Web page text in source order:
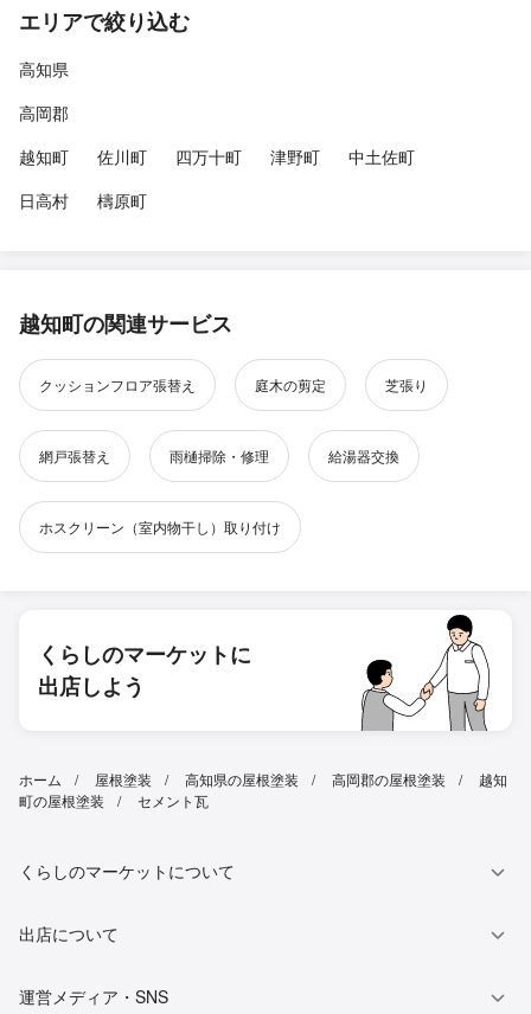
エリアで絞り込む
高知県
高岡郡
越知町
佐川町 四万十町 津野町
中土佐町
日高村
檮原町
越知町の関連サービス
クッションフロア張替え 庭木の剪定 芝張り
網戸張替え 雨樋掃除・修理 給湯器交換
ホスクリーン（室内物干し）取り付け
くらしのマーケットに
出店しよう
ホーム 屋根塗装 高知県の屋根塗装 高岡郡の屋根塗装
越知
町の屋根塗装
セメント瓦
くらしのマーケットについて
出店について
運営メディア・SNS